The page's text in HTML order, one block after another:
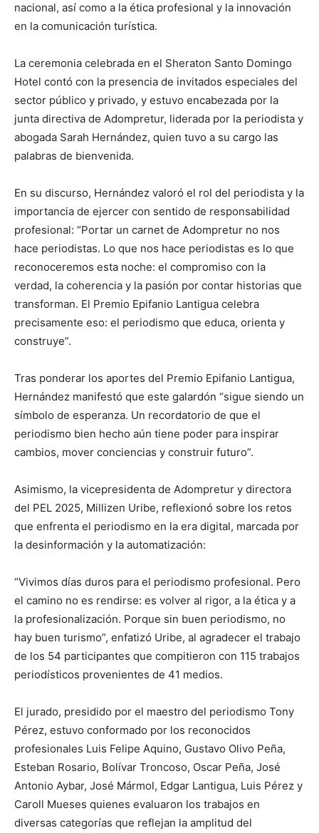
nacional, así como a la ética profesional y la innovación
en la comunicación turística.
La ceremonia celebrada en el Sheraton Santo Domingo
Hotel contó con la presencia de invitados especiales del
sector público y privado, y estuvo encabezada por la
junta directiva de Adompretur, liderada por la periodista y
abogada Sarah Hernández, quien tuvo a su cargo las
palabras de bienvenida.
En su discurso, Hernández valoró el rol del periodista y la
importancia de ejercer con sentido de responsabilidad
profesional: “Portar un carnet de Adompretur no nos
hace periodistas. Lo que nos hace periodistas es lo que
reconoceremos esta noche: el compromiso con la
verdad, la coherencia y la pasión por contar historias que
transforman. El Premio Epifanio Lantigua celebra
precisamente eso: el periodismo que educa, orienta y
construye”.
Tras ponderar los aportes del Premio Epifanio Lantigua,
Hernández manifestó que este galardón “sigue siendo un
símbolo de esperanza. Un recordatorio de que el
periodismo bien hecho aún tiene poder para inspirar
cambios, mover conciencias y construir futuro”.
Asimismo, la vicepresidenta de Adompretur y directora
del PEL 2025, Millizen Uribe, reflexionó sobre los retos
que enfrenta el periodismo en la era digital, marcada por
la desinformación y la automatización:
“Vivimos días duros para el periodismo profesional. Pero
el camino no es rendirse: es volver al rigor, a la ética y a
la profesionalización. Porque sin buen periodismo, no
hay buen turismo”, enfatizó Uribe, al agradecer el trabajo
de los 54 participantes que compitieron con 115 trabajos
periodísticos provenientes de 41 medios.
El jurado, presidido por el maestro del periodismo Tony
Pérez, estuvo conformado por los reconocidos
profesionales Luis Felipe Aquino, Gustavo Olivo Peña,
Esteban Rosario, Bolívar Troncoso, Oscar Peña, José
Antonio Aybar, José Mármol, Edgar Lantigua, Luis Pérez y
Caroll Mueses quienes evaluaron los trabajos en
diversas categorías que reflejan la amplitud del